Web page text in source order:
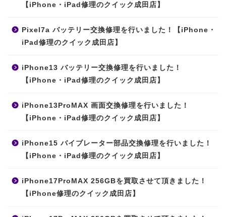
【iPhone・iPad修理のクイック成田店】
Pixel7a バッテリー交換修理を行いました！【iPhone・
iPad修理のクイック成田店】
iPhone13 バッテリー交換修理を行いました！
【iPhone・iPad修理のクイック成田店】
iPhone13ProMAX 画面交換修理を行いました！
【iPhone・iPad修理のクイック成田店】
iPhone15 バイブレーター部品交換修理を行いました！
【iPhone・iPad修理のクイック成田店】
iPhone17ProMAX 256GBを買取させて頂きました！
【iPhone修理のクイック成田店】